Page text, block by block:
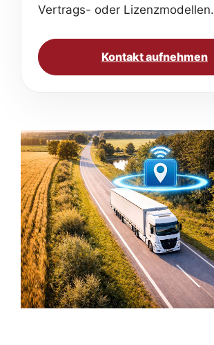
Vertrags- oder Lizenzmodellen.
Kontakt aufnehmen